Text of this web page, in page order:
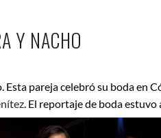
Y NACHO
Esta pareja celebró su boda en
. El reportaje de boda estuvo